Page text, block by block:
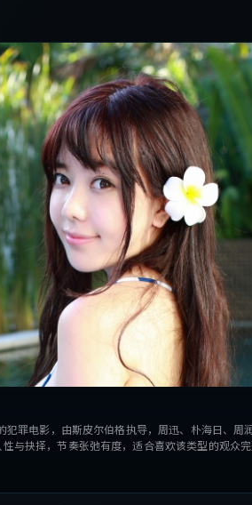
罪电影，由斯皮尔伯格执导，周迅、朴海日、周
与抉择，节奏张弛有度，适合喜欢该类型的观众完